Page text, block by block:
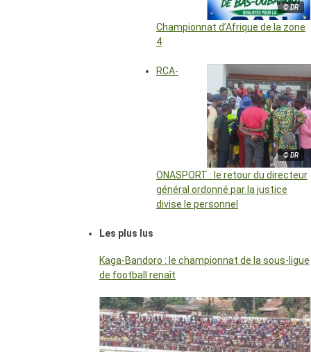
© DR
Championnat d’Afrique de la zone
4
© DR
RCA-
ONASPORT : le retour du directeur
général ordonné par la justice
divise le personnel
Les plus lus
Kaga-Bandoro : le championnat de la sous-ligue
de football renaît